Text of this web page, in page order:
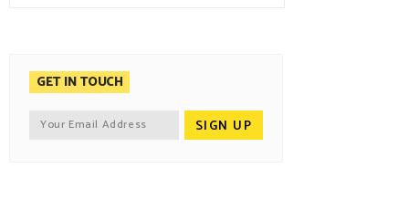
GET IN TOUCH